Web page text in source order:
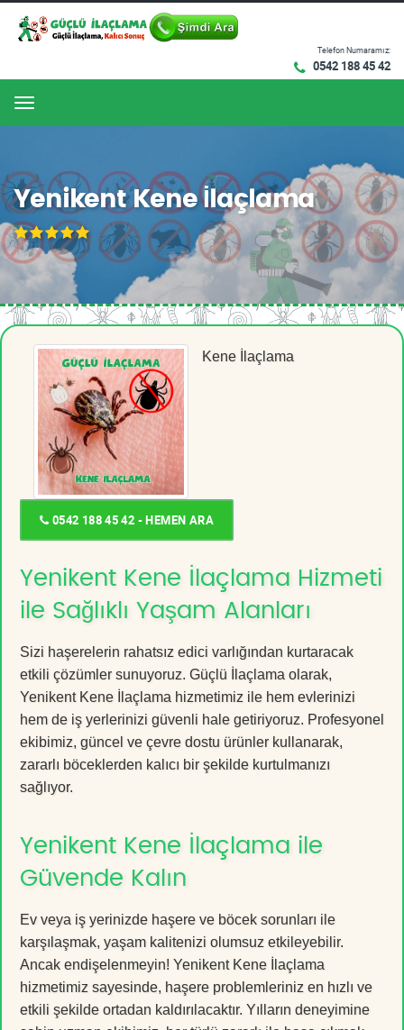
Telefon Numaramız:
0542 188 45 42
Menu
Yenikent Kene İlaçlama
Kene İlaçlama
0542 188 45 42 - HEMEN ARA
Yenikent Kene İlaçlama Hizmeti
ile Sağlıklı Yaşam Alanları
Sizi haşerelerin rahatsız edici varlığından kurtaracak
etkili çözümler sunuyoruz. Güçlü İlaçlama olarak,
Yenikent Kene İlaçlama hizmetimiz ile hem evlerinizi
hem de iş yerlerinizi güvenli hale getiriyoruz. Profesyonel
ekibimiz, güncel ve çevre dostu ürünler kullanarak,
zararlı böceklerden kalıcı bir şekilde kurtulmanızı
sağlıyor.
Yenikent Kene İlaçlama ile
Güvende Kalın
Ev veya iş yerinizde haşere ve böcek sorunları ile
karşılaşmak, yaşam kalitenizi olumsuz etkileyebilir.
Ancak endişelenmeyin! Yenikent Kene İlaçlama
hizmetimiz sayesinde, haşere problemleriniz en hızlı ve
etkili şekilde ortadan kaldırılacaktır. Yılların deneyimine